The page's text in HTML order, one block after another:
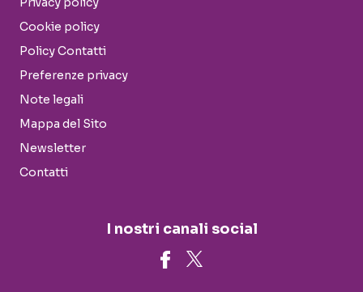
Cookie policy
Policy Contatti
Preferenze privacy
Note legali
Mappa del Sito
Newsletter
Contatti
I nostri canali social